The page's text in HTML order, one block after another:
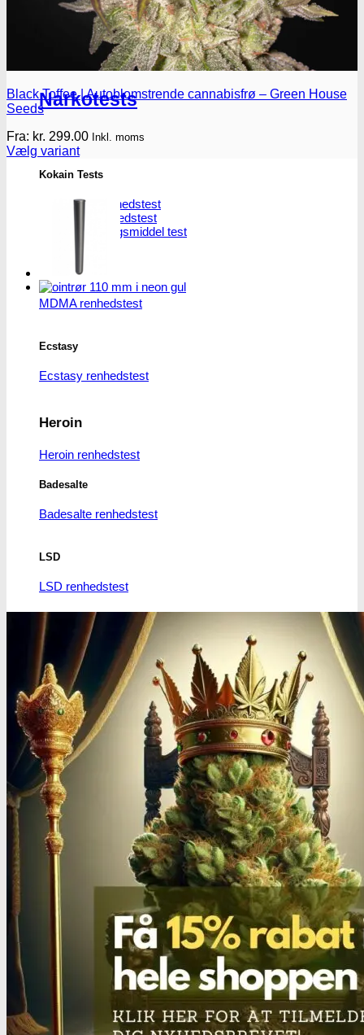
Narkotests
Narkotests
Kokain Tests
Kokain renhedhedstest
Crack renhedhedstest
Kokain blandingsmiddel test
MDMA renhedstest
Ecstasy
Ecstasy renhedstest
Heroin
Heroin renhedstest
Badesalte
Badesalte renhedstest
LSD
LSD renhedstest
Benzodiazepiner
Benzoer renhedstest
GHB/Hætter
GHB/Hætter renhedstest
Ketamin
Ketamin renhedstest
MCPP
MCPP test
Opiater
Opiater renhedstest
THC/Cannabinoider
THC test
Cannabinoider test
Black Toffee | Autoblomstrende cannabisfrø – Green House
Seeds
Fra: kr. 299.00 Inkl. moms
Vælg variant
Mulighederne
varesiden